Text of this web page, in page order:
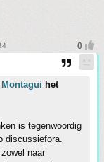
Montagui het
is tegenwoordig
discussiefora.
naar